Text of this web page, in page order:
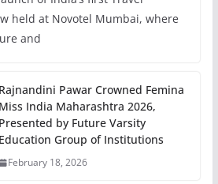
held at Novotel Mumbai, where
and
Rajnandini Pawar Crowned Femina
Miss India Maharashtra 2026,
Presented by Future Varsity
Education Group of Institutions
February 18, 2026